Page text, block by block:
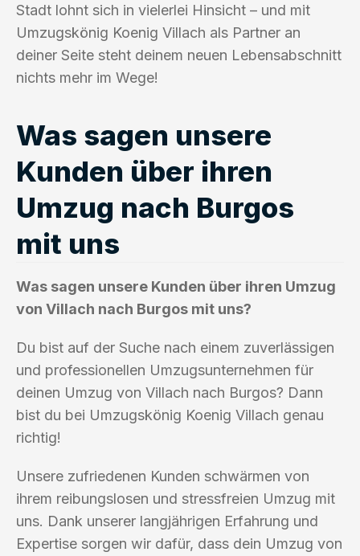
Stadt lohnt sich in vielerlei Hinsicht – und mit
Umzugskönig Koenig Villach als Partner an
deiner Seite steht deinem neuen Lebensabschnitt
nichts mehr im Wege!
Was sagen unsere
Kunden über ihren
Umzug nach Burgos
mit uns
Was sagen unsere Kunden über ihren Umzug
von Villach nach Burgos mit uns?
Du bist auf der Suche nach einem zuverlässigen
und professionellen Umzugsunternehmen für
deinen Umzug von Villach nach Burgos? Dann
bist du bei Umzugskönig Koenig Villach genau
richtig!
Unsere zufriedenen Kunden schwärmen von
ihrem reibungslosen und stressfreien Umzug mit
uns. Dank unserer langjährigen Erfahrung und
Expertise sorgen wir dafür, dass dein Umzug von